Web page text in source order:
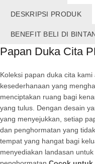
DESKRIPSI PRODUK
BENEFIT BELI DI
Papan Duka Cita
Koleksi papan duka cita
kesederhanaan yang
menciptakan ruang bagi
yang tulus. Dengan desain
yang menyejukkan, setiap
dan penghormatan yang
tempat yang hangat bagi
menyediakan landasan